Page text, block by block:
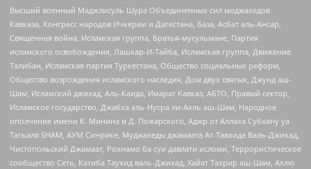
Высший военный Маджлисуль Шура Объединенных сил моджахедов
Кавказа, Конгресс народов Ичкерии и Дагестана, База, Асбат аль-Ансар,
Священная война, Исламская группа, Братья-мусульмане, Партия
исламского освобождения, Лашкар-И-Тайба, Исламская группа, Движение
Талибан, Исламская партия Туркестана, Общество социальных реформ,
Общество возрождения исламского наследия, Дом двух святых, Джунд аш-
Шам, Исламский джихад, Аль-Каида, Имарат Кавказ, АБТО, Правый сектор,
Исламское государство, Джабха аль-Нусра ли-Ахль аш-Шам, Народное
ополчение имени К. Минина и Д. Пожарского, Аджр от Аллаха Субхану уа
Тагьаля SHAM, АУМ Синрике, Муджахеды джамаата Ат-Тавхида Валь-Джихад,
Чистопольский Джамаат, Рохнамо ба суи давлати исломи, Террористическое
сообщество Сеть, Катиба Таухид валь-Джихад, Хайят Тахрир аш-Шам, Ахлю